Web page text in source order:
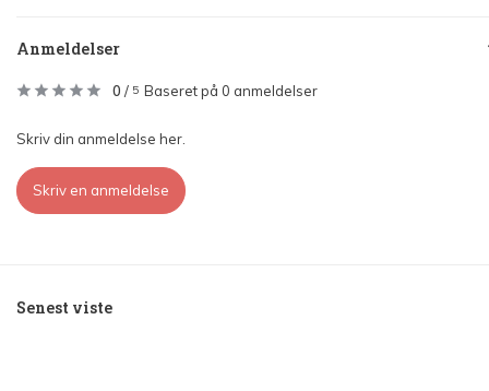
Anmeldelser
0 / 5 Baseret på 0 anmeldelser
Skriv din anmeldelse her.
Skriv en anmeldelse
Senest viste